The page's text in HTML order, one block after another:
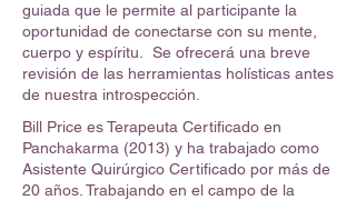
guiada que le permite al participante la
oportunidad de conectarse con su mente,
cuerpo y espíritu. Se ofrecerá una breve
revisión de las herramientas holísticas antes
de nuestra introspección.
Bill Price es Terapeuta Certificado en
Panchakarma (2013) y ha trabajado como
Asistente Quirúrgico Certificado por más de
20 años. Trabajando en el campo de la